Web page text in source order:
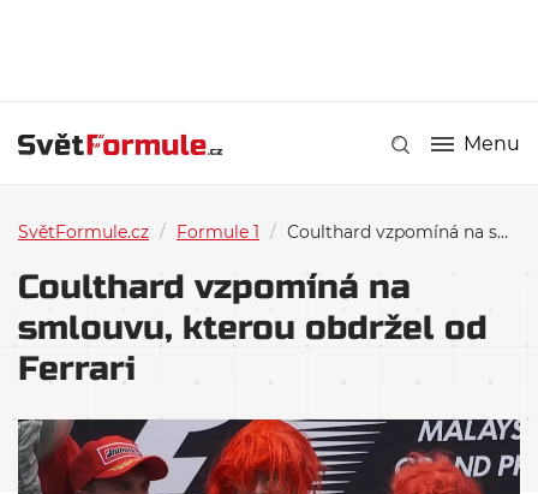
Menu
SvětFormule.cz / Formule 1 / Coulthard vzpomíná na smlouvu, kterou obdržel od Ferrari
Coulthard vzpomíná na
smlouvu, kterou obdržel od
Ferrari